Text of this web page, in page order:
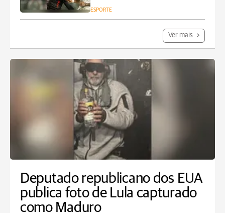
ESPORTE
Ver mais
Deputado republicano dos EUA
publica foto de Lula capturado
como Maduro